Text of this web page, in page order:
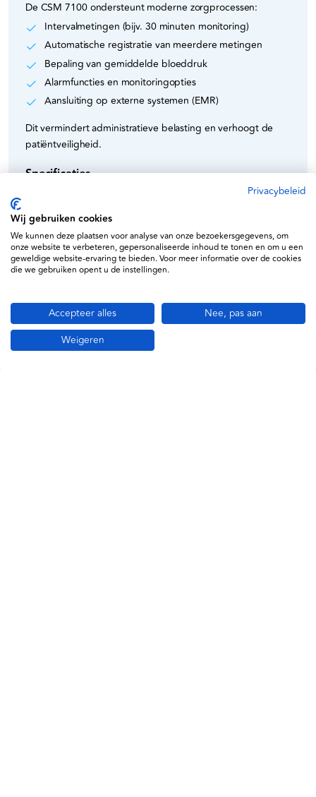
De CSM 7100 ondersteunt moderne zorgprocessen:
Intervalmetingen (bijv. 30 minuten monitoring)
Automatische registratie van meerdere metingen
Bepaling van gemiddelde bloeddruk
Alarmfuncties en monitoringopties
Aansluiting op externe systemen (EMR)
Dit vermindert administratieve belasting en verhoogt de
patiëntveiligheid.
Specificaties
Meetfuncties:NIBP (bloeddruk),
Temperatuur (Pro 6000)
Bloeddruktechnologie:SureBP®
Meetduur bloeddruk:±15 seconden
Voeding:netstroom + Li‑ion batterij
Afmetingen:ca. 24 × 40 × 20 cm
Gewicht:ca. 3,25 kg
Gebruik:spot-check en intervalmonitoring
Privacybeleid
Wij gebruiken cookies
We kunnen deze plaatsen voor analyse van onze bezoekersgegevens, om
onze website te verbeteren, gepersonaliseerde inhoud te tonen en om u een
geweldige website-ervaring te bieden. Voor meer informatie over de cookies
die we gebruiken opent u de instellingen.
Accepteer alles
Nee, pas aan
Weigeren